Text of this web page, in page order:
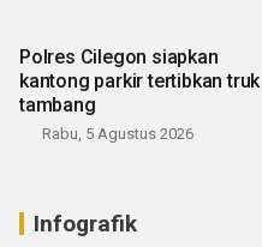
Polres Cilegon siapkan
kantong parkir tertibkan truk
tambang
Rabu, 5 Agustus 2026
Infografik